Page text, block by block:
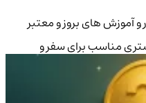
مناسب برای سفر و
از کاربران را جلب کند.
رزرو بلیط و هتل هستید،
آموزش های بروز و معتبر